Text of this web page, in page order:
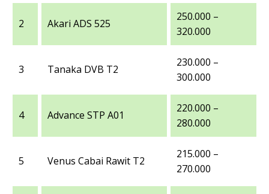
2 Akari ADS 525
250.000 –
320.000
3 Tanaka DVB T2
230.000 –
300.000
4 Advance STP A01
220.000 –
280.000
5 Venus Cabai Rawit T2
215.000 –
270.000